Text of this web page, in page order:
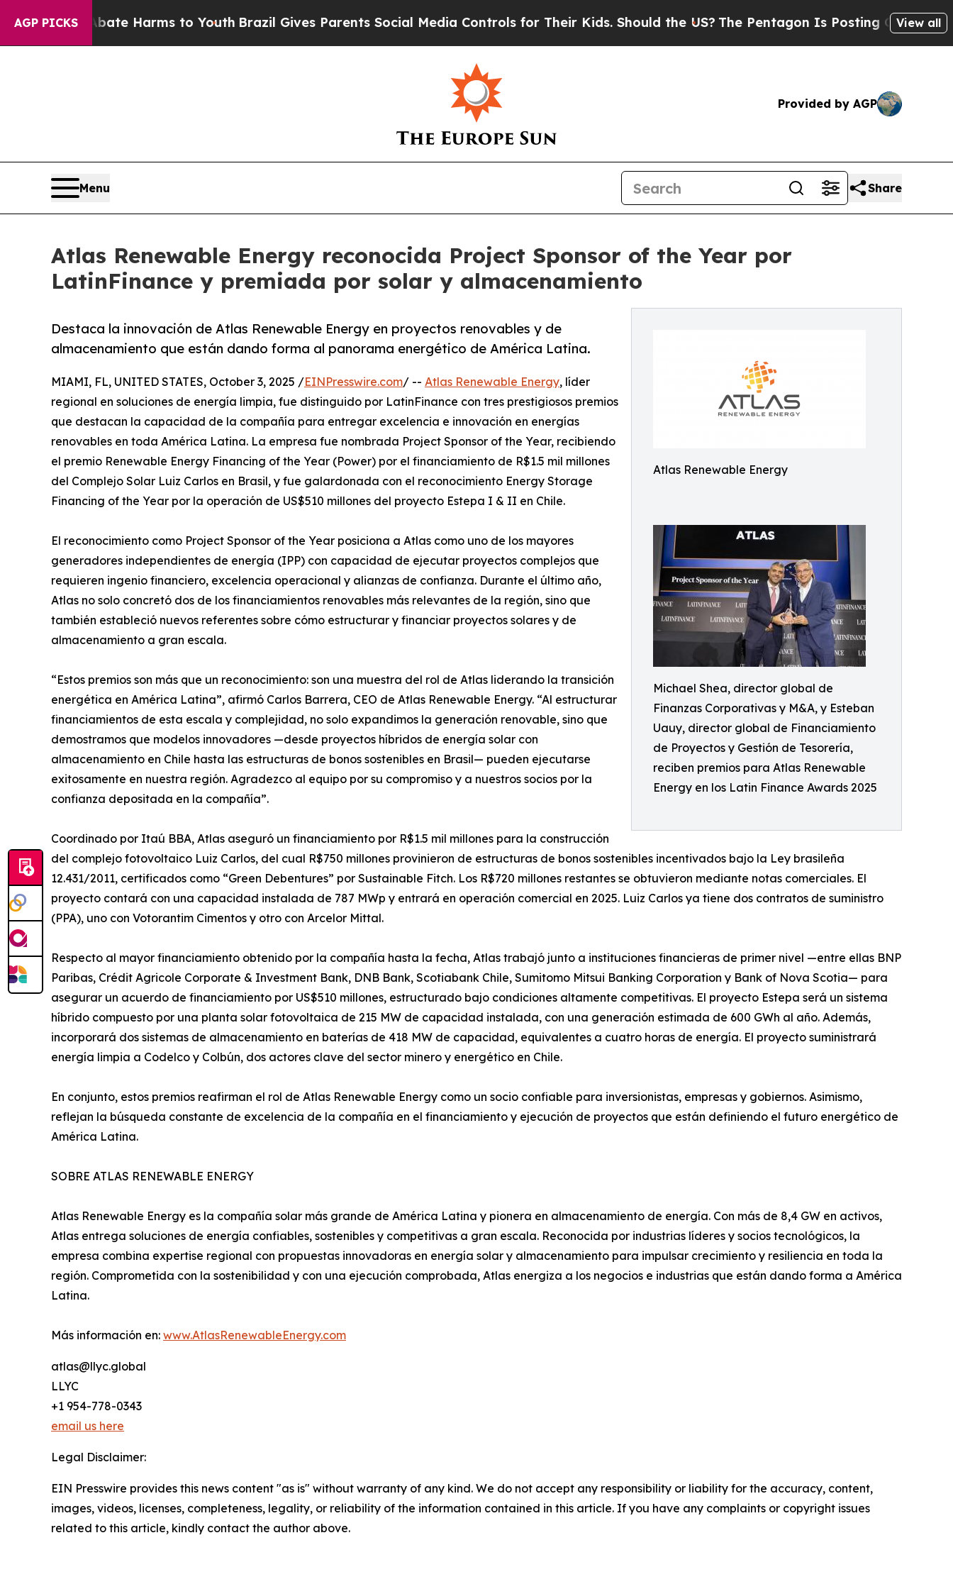
AGP PICKS
to Abate Harms to Youth Brazil Gives Parents Social Media Controls for Their Kids. Should the US? The Pentagon Is Posting Cryptic BiblicalView all
Provided by AGP
Menu Share
Atlas Renewable Energy reconocida Project Sponsor of the Year por
LatinFinance y premiada por solar y almacenamiento
Atlas Renewable Energy
Michael Shea, director global de
Finanzas Corporativas y M&A, y Esteban
Uauy, director global de Financiamiento
de Proyectos y Gestión de Tesorería,
reciben premios para Atlas Renewable
Energy en los Latin Finance Awards 2025
Destaca la innovación de Atlas Renewable Energy en proyectos renovables y de
almacenamiento que están dando forma al panorama energético de América Latina.
MIAMI, FL, UNITED STATES, October 3, 2025 /EINPresswire.com/ -- Atlas Renewable Energy, líder
regional en soluciones de energía limpia, fue distinguido por LatinFinance con tres prestigiosos premios
que destacan la capacidad de la compañía para entregar excelencia e innovación en energías
renovables en toda América Latina. La empresa fue nombrada Project Sponsor of the Year, recibiendo
el premio Renewable Energy Financing of the Year (Power) por el financiamiento de R$1.5 mil millones
del Complejo Solar Luiz Carlos en Brasil, y fue galardonada con el reconocimiento Energy Storage
Financing of the Year por la operación de US$510 millones del proyecto Estepa I & II en Chile.
El reconocimiento como Project Sponsor of the Year posiciona a Atlas como uno de los mayores
generadores independientes de energía (IPP) con capacidad de ejecutar proyectos complejos que
requieren ingenio financiero, excelencia operacional y alianzas de confianza. Durante el último año,
Atlas no solo concretó dos de los financiamientos renovables más relevantes de la región, sino que
también estableció nuevos referentes sobre cómo estructurar y financiar proyectos solares y de
almacenamiento a gran escala.
“Estos premios son más que un reconocimiento: son una muestra del rol de Atlas liderando la transición
energética en América Latina”, afirmó Carlos Barrera, CEO de Atlas Renewable Energy. “Al estructurar
financiamientos de esta escala y complejidad, no solo expandimos la generación renovable, sino que
demostramos que modelos innovadores —desde proyectos híbridos de energía solar con
almacenamiento en Chile hasta las estructuras de bonos sostenibles en Brasil— pueden ejecutarse
exitosamente en nuestra región. Agradezco al equipo por su compromiso y a nuestros socios por la
confianza depositada en la compañía”.
Coordinado por Itaú BBA, Atlas aseguró un financiamiento por R$1.5 mil millones para la construcción
del complejo fotovoltaico Luiz Carlos, del cual R$750 millones provinieron de estructuras de bonos sostenibles incentivados bajo la Ley brasileña
12.431/2011, certificados como “Green Debentures” por Sustainable Fitch. Los R$720 millones restantes se obtuvieron mediante notas comerciales. El
proyecto contará con una capacidad instalada de 787 MWp y entrará en operación comercial en 2025. Luiz Carlos ya tiene dos contratos de suministro
(PPA), uno con Votorantim Cimentos y otro con Arcelor Mittal.
Respecto al mayor financiamiento obtenido por la compañía hasta la fecha, Atlas trabajó junto a instituciones financieras de primer nivel —entre ellas BNP
Paribas, Crédit Agricole Corporate & Investment Bank, DNB Bank, Scotiabank Chile, Sumitomo Mitsui Banking Corporation y Bank of Nova Scotia— para
asegurar un acuerdo de financiamiento por US$510 millones, estructurado bajo condiciones altamente competitivas. El proyecto Estepa será un sistema
híbrido compuesto por una planta solar fotovoltaica de 215 MW de capacidad instalada, con una generación estimada de 600 GWh al año. Además,
incorporará dos sistemas de almacenamiento en baterías de 418 MW de capacidad, equivalentes a cuatro horas de energía. El proyecto suministrará
energía limpia a Codelco y Colbún, dos actores clave del sector minero y energético en Chile.
En conjunto, estos premios reafirman el rol de Atlas Renewable Energy como un socio confiable para inversionistas, empresas y gobiernos. Asimismo,
reflejan la búsqueda constante de excelencia de la compañía en el financiamiento y ejecución de proyectos que están definiendo el futuro energético de
América Latina.
SOBRE ATLAS RENEWABLE ENERGY
Atlas Renewable Energy es la compañía solar más grande de América Latina y pionera en almacenamiento de energía. Con más de 8,4 GW en activos,
Atlas entrega soluciones de energía confiables, sostenibles y competitivas a gran escala. Reconocida por industrias líderes y socios tecnológicos, la
empresa combina expertise regional con propuestas innovadoras en energía solar y almacenamiento para impulsar crecimiento y resiliencia en toda la
región. Comprometida con la sostenibilidad y con una ejecución comprobada, Atlas energiza a los negocios e industrias que están dando forma a América
Latina.
Más información en: www.AtlasRenewableEnergy.com
atlas@llyc.global
LLYC
+1 954-778-0343
email us here
Legal Disclaimer:
EIN Presswire provides this news content "as is" without warranty of any kind. We do not accept any responsibility or liability for the accuracy, content,
images, videos, licenses, completeness, legality, or reliability of the information contained in this article. If you have any complaints or copyright issues
related to this article, kindly contact the author above.